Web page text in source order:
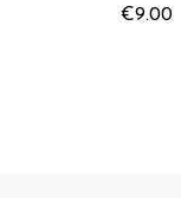
€9.00